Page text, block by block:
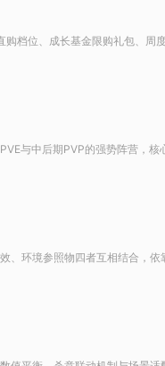
档位、成长基金限购礼包、周
与中后期PVP的强势阵营，核
环境参照物四者互相结合，依